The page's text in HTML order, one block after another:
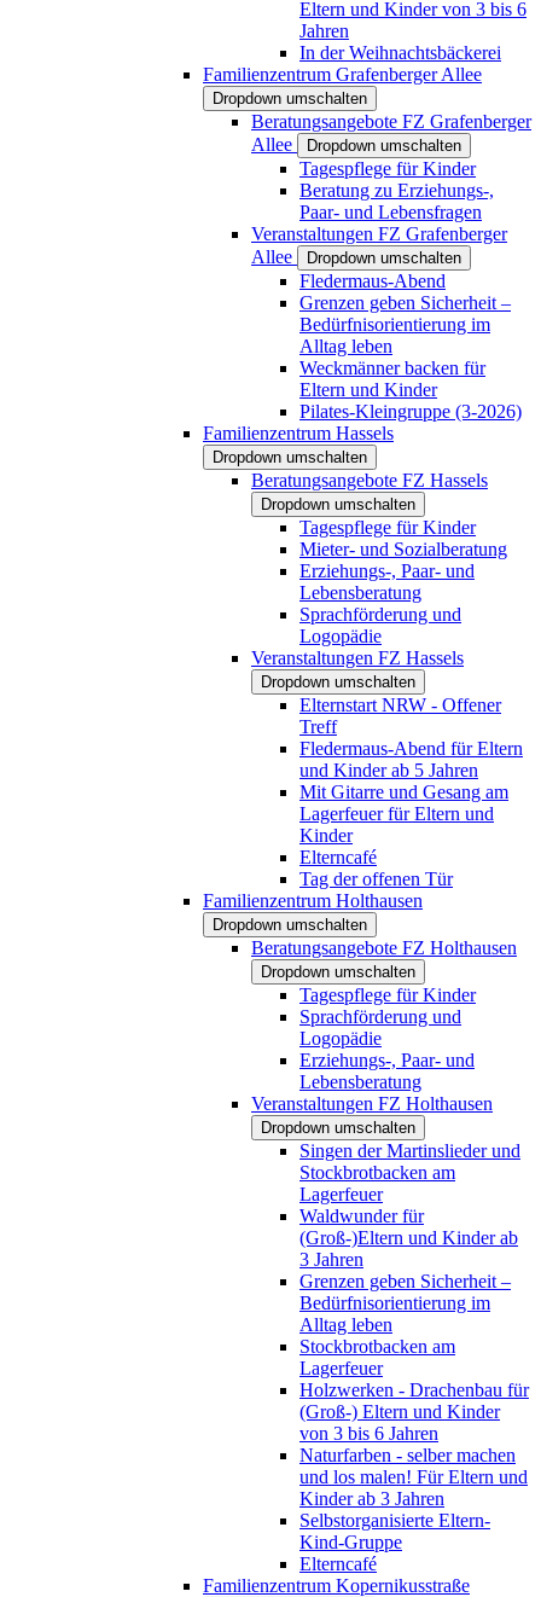
Eltern und Kinder von 3 bis 6
Jahren
In der Weihnachtsbäckerei
Familienzentrum Grafenberger Allee
Dropdown umschalten
Beratungsangebote FZ Grafenberger
Allee
Dropdown umschalten
Tagespflege für Kinder
Beratung zu Erziehungs-,
Paar- und Lebensfragen
Veranstaltungen FZ Grafenberger
Allee
Dropdown umschalten
Fledermaus-Abend
Grenzen geben Sicherheit –
Bedürfnisorientierung im
Alltag leben
Weckmänner backen für
Eltern und Kinder
Pilates-Kleingruppe (3-2026)
Familienzentrum Hassels
Dropdown umschalten
Beratungsangebote FZ Hassels
Dropdown umschalten
Tagespflege für Kinder
Mieter- und Sozialberatung
Erziehungs-, Paar- und
Lebensberatung
Sprachförderung und
Logopädie
Veranstaltungen FZ Hassels
Dropdown umschalten
Elternstart NRW - Offener
Treff
Fledermaus-Abend für Eltern
und Kinder ab 5 Jahren
Mit Gitarre und Gesang am
Lagerfeuer für Eltern und
Kinder
Elterncafé
Tag der offenen Tür
Familienzentrum Holthausen
Dropdown umschalten
Beratungsangebote FZ Holthausen
Dropdown umschalten
Tagespflege für Kinder
Sprachförderung und
Logopädie
Erziehungs-, Paar- und
Lebensberatung
Veranstaltungen FZ Holthausen
Dropdown umschalten
Singen der Martinslieder und
Stockbrotbacken am
Lagerfeuer
Waldwunder für
(Groß-)Eltern und Kinder ab
3 Jahren
Grenzen geben Sicherheit –
Bedürfnisorientierung im
Alltag leben
Stockbrotbacken am
Lagerfeuer
Holzwerken - Drachenbau für
(Groß-) Eltern und Kinder
von 3 bis 6 Jahren
Naturfarben - selber machen
und los malen! Für Eltern und
Kinder ab 3 Jahren
Selbstorganisierte Eltern-
Kind-Gruppe
Elterncafé
Familienzentrum Kopernikusstraße